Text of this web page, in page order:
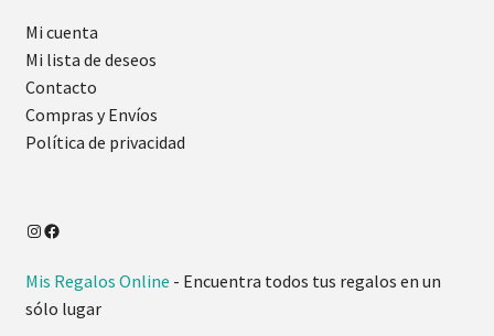
Mi cuenta
Mi lista de deseos
Contacto
Compras y Envíos
Política de privacidad
Mis Regalos Online - Encuentra todos tus regalos en un
sólo lugar